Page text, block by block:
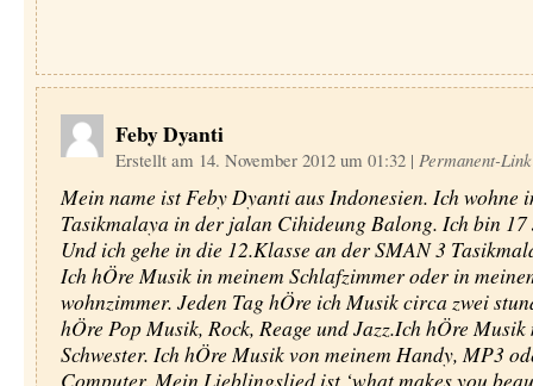
Feby Dyanti
Erstellt am 14. November 2012 um 01:32 | Permanent-Link
Mein name ist Feby Dyanti aus Indonesien. Ich wohne
Tasikmalaya in der jalan Cihideung Balong. Ich bin 17
Und ich gehe in die 12.Klasse an der SMAN 3
Ich hÖre Musik in meinem Schlafzimmer oder in
wohnzimmer. Jeden Tag hÖre ich Musik circa zwei
hÖre Pop Musik, Rock, Reage und Jazz.Ich hÖre
Schwester. Ich hÖre Musik von meinem Handy, MP3
Computer. Mein Lieblingslied ist ‘what makes you